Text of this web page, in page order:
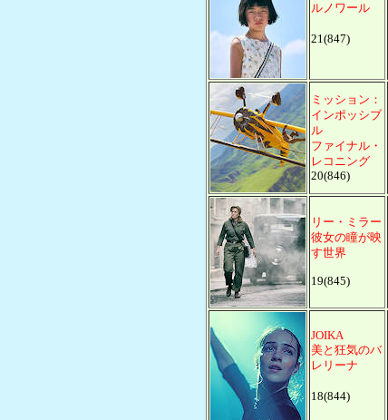
ルノワール
21(847)
ミッション：
インポッシブ
ル
ファイナル・
レコニング
20(846)
リー・ミラー
彼女の瞳が映
す世界
19(845)
JOIKA
美と狂気のバ
レリーナ
18(844)